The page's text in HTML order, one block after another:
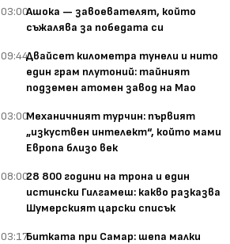
03:00Ашока — завоевателят, който
съжалява за победата си
09:44Двайсет километра тунели и нито
един грам плутоний: тайният
подземен атомен завод на Мао
03:00Механичният турчин: първият
„изкуствен интелект“, който мами
Европа близо век
08:0028 800 години на трона и един
истински Гилгамеш: какво разказва
Шумерският царски списък
03:17Битката при Самар: шепа малки